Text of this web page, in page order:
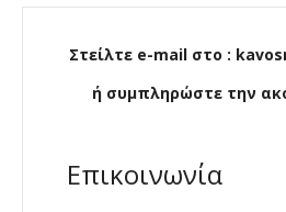
Στείλτε e-mail στο :
ή συμπληρώστε την
Επικοινωνία